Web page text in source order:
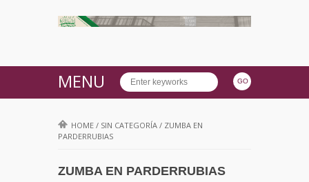
MENU
HOME / SIN CATEGORÍA / ZUMBA EN
PARDERRUBIAS
ZUMBA EN PARDERRUBIAS